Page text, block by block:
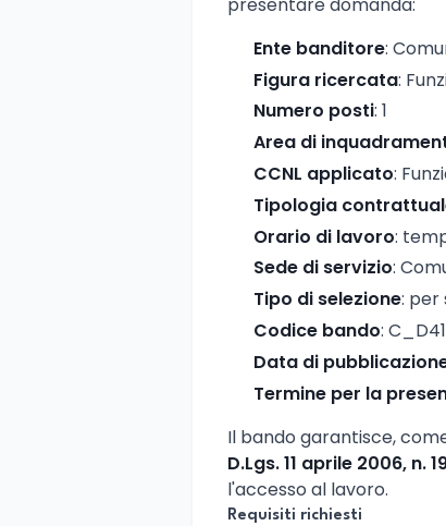
Ente banditore:
Figura ricercata:
Numero posti: 1
Area di
CCNL applicato:
Tipologia
Orario di lavoro:
Sede di servizio:
Tipo di selezione: per
Codice bando:
Data di
Termine per la
Il bando garantisce,
D.Lgs. 11 aprile 2006, n.
l'accesso al lavoro.
Requisiti richiesti